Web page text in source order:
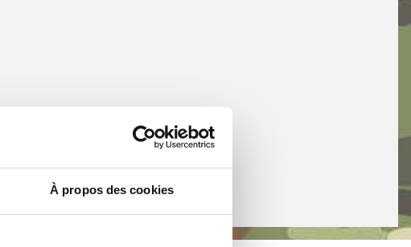
À propos des cookies